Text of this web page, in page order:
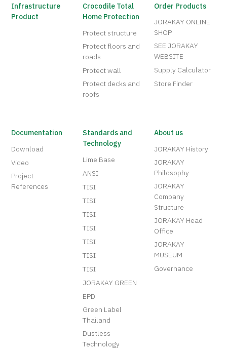
Infrastructure
Product
Crocodile Total
Home Protection
Protect structure
Protect floors and
roads
Protect wall
Protect decks and
roofs
Order Products
JORAKAY ONLINE
SHOP
SEE JORAKAY
WEBSITE
Supply Calculator
Store Finder
Documentation
Download
Video
Project
References
Standards and
Technology
Lime Base
ANSI
TISI
TISI
TISI
TISI
TISI
TISI
TISI
JORAKAY GREEN
EPD
Green Label
Thailand
Dustless
Technology
About us
JORAKAY History
JORAKAY
Philosophy
JORAKAY
Company
Structure
JORAKAY Head
Office
JORAKAY
MUSEUM
Governance